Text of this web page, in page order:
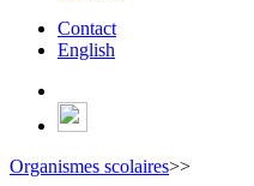
Contact
English
Organismes scolaires>>